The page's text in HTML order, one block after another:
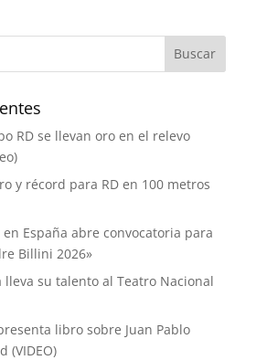
RD se llevan oro en el relevo
y récord para RD en 100 metros
en España abre convocatoria para
Billini 2026»
lleva su talento al Teatro Nacional
libro sobre Juan Pablo
(VIDEO)